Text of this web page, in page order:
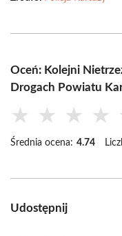
Oceń: Kolejni
Drogach Powiatu
★ ★ ★ ★
Średnia ocena: 4.74
Udostępnij